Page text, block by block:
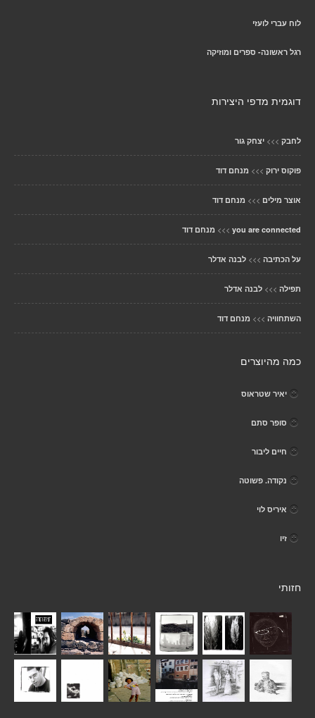
לוח עברי לועזי
רגל ראשונה- ספרים ומוזיקה
דוגמית מדפי היצירות
לחבק >>> יצחק גור
פוקוס ירוק >>> מנחם דוד
אוצר מילים >>> מנחם דוד
you are connected
>>> מנחם דוד
על הכתיבה >>> לבנה אדלר
תפילה >>> לבנה אדלר
השתחוויה >>> מנחם דוד
כמה מהיוצרים
יאיר שטראוס
סופר סתם
חיים ליבור
נקודה. פשוטה
איריס לוי
זיו
חזותי